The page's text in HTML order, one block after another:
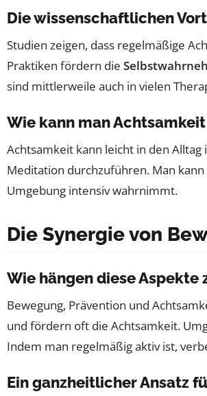
Die wissenschaftlichen
Studien zeigen, dass regelmäßige
Praktiken fördern die
sind mittlerweile auch in vielen
Wie kann man
Achtsamkeit kann leicht in den
Meditation durchzuführen. Man
Umgebung intensiv wahrnimmt.
Die Synergie von
Wie hängen diese Aspekte
Bewegung, Prävention und
und fördern oft die Achtsamkeit.
Indem man regelmäßig aktiv ist,
Ein ganzheitlicher Ansatz